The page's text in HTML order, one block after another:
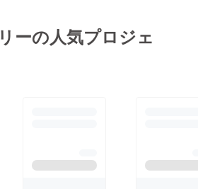
ーの人気プロジェ